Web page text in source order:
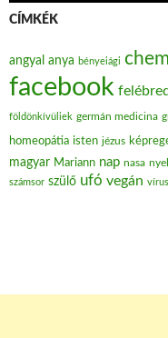
CÍMKÉK
angyal anya bényeiági
facebook
földönkívüliek germán medicina
homeopátia isten jézus
magyar Mariann nap nasa
számsor szülő ufó vegán vírus